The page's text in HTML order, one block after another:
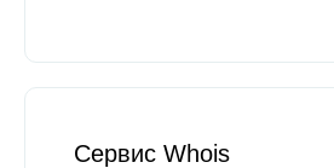
Сервис Whois